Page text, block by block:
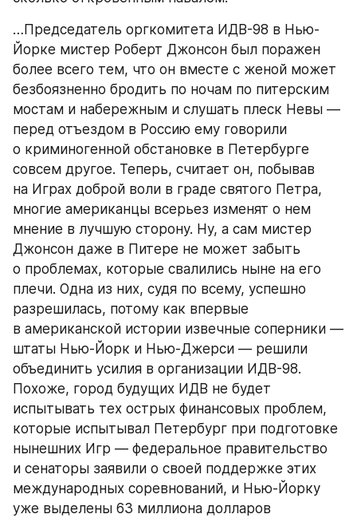
…Председатель оргкомитета ИДВ-98 в Нью-
Йорке мистер Роберт Джонсон был поражен
более всего тем, что он вместе с женой может
безбоязненно бродить по ночам по питерским
мостам и набережным и слушать плеск Невы —
перед отъездом в Россию ему говорили
о криминогенной обстановке в Петербурге
совсем другое. Теперь, считает он, побывав
на Играх доброй воли в граде святого Петра,
многие американцы всерьез изменят о нем
мнение в лучшую сторону. Ну, а сам мистер
Джонсон даже в Питере не может забыть
о проблемах, которые свалились ныне на его
плечи. Одна из них, судя по всему, успешно
разрешилась, потому как впервые
в американской истории извечные соперники —
штаты Нью-Йорк и Нью-Джерси — решили
объединить усилия в организации ИДВ-98.
Похоже, город будущих ИДВ не будет
испытывать тех острых финансовых проблем,
которые испытывал Петербург при подготовке
нынешних Игр — федеральное правительство
и сенаторы заявили о своей поддержке этих
международных соревнований, и Нью-Йорку
уже выделены 63 миллиона долларов